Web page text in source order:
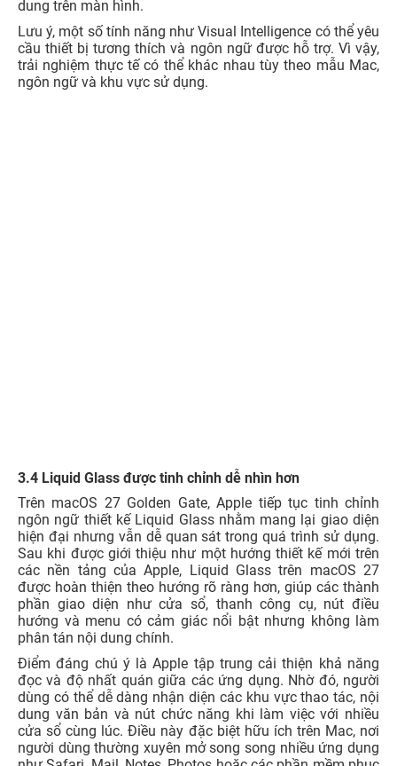
dung trên màn hình.
Lưu ý, một số tính năng như Visual Intelligence có thể yêu
cầu thiết bị tương thích và ngôn ngữ được hỗ trợ. Vì vậy,
trải nghiệm thực tế có thể khác nhau tùy theo mẫu Mac,
ngôn ngữ và khu vực sử dụng.
3.4 Liquid Glass được tinh chỉnh dễ nhìn hơn
Trên macOS 27 Golden Gate, Apple tiếp tục tinh chỉnh
ngôn ngữ thiết kế Liquid Glass nhằm mang lại giao diện
hiện đại nhưng vẫn dễ quan sát trong quá trình sử dụng.
Sau khi được giới thiệu như một hướng thiết kế mới trên
các nền tảng của Apple, Liquid Glass trên macOS 27
được hoàn thiện theo hướng rõ ràng hơn, giúp các thành
phần giao diện như cửa sổ, thanh công cụ, nút điều
hướng và menu có cảm giác nổi bật nhưng không làm
phân tán nội dung chính.
Điểm đáng chú ý là Apple tập trung cải thiện khả năng
đọc và độ nhất quán giữa các ứng dụng. Nhờ đó, người
dùng có thể dễ dàng nhận diện các khu vực thao tác, nội
dung văn bản và nút chức năng khi làm việc với nhiều
cửa sổ cùng lúc. Điều này đặc biệt hữu ích trên Mac, nơi
người dùng thường xuyên mở song song nhiều ứng dụng